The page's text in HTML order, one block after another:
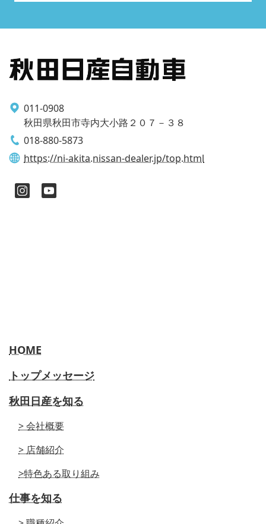
011-0908
秋田県秋田市寺内大小路２０７－３８
018-880-5873
https://ni-akita.nissan-dealer.jp/top.html
HOME
トップメッセージ
秋田日産を知る
> 会社概要
> 店舗紹介
>特色ある取り組み
仕事を知る